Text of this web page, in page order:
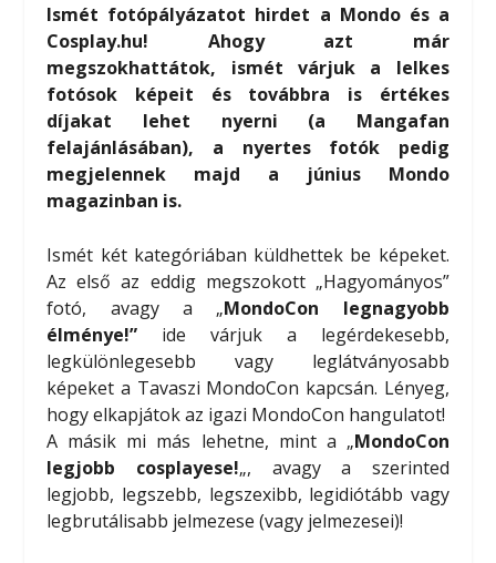
Ismét fotópályázatot hirdet a Mondo és a
Cosplay.hu! Ahogy azt már
megszokhattátok, ismét várjuk a lelkes
fotósok képeit és továbbra is értékes
díjakat lehet nyerni (a Mangafan
felajánlásában), a nyertes fotók pedig
megjelennek majd a június Mondo
magazinban is.
Ismét két kategóriában küldhettek be képeket.
Az első az eddig megszokott „Hagyományos”
fotó, avagy a „MondoCon legnagyobb
élménye!” ide várjuk a legérdekesebb,
legkülönlegesebb vagy leglátványosabb
képeket a Tavaszi MondoCon kapcsán. Lényeg,
hogy elkapjátok az igazi MondoCon hangulatot!
A másik mi más lehetne, mint a „MondoCon
legjobb cosplayese!„, avagy a szerinted
legjobb, legszebb, legszexibb, legidiótább vagy
legbrutálisabb jelmezese (vagy jelmezesei)!